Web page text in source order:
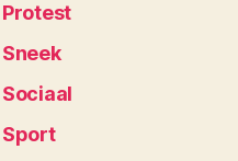
Protest
Sneek
Sociaal
Sport